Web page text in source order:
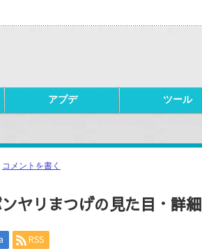
アプデ ツール
コメントを書く
ンヤリまつげの見た目・詳細
RSS